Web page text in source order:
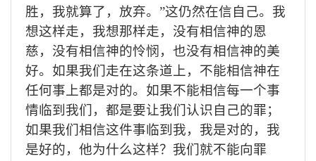
胜，我就算了，放弃。”这仍然在信自己。我
想这样走，我想那样走，没有相信神的恩
慈，没有相信神的怜悯，也没有相信神的美
好。如果我们走在这条道上，不能相信神在
任何事上都是对的。如果不能相信每一个事
情临到我们，都是要让我们认识自己的罪；
如果我们相信这件事临到我，我是对的，我
是好的，他为什么这样？我们就不能向罪